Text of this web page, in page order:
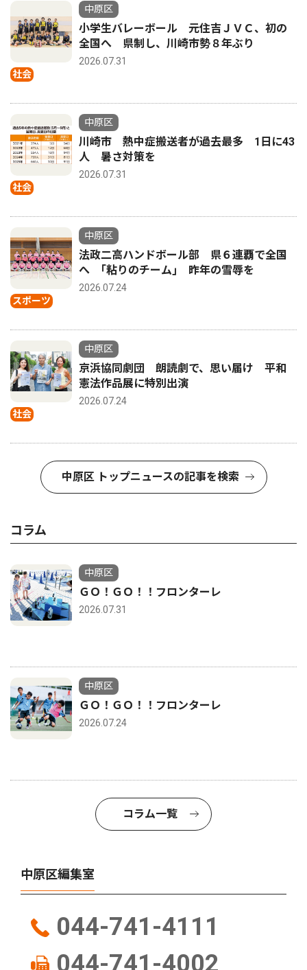
社会
中原区
小学生バレーボール 元住吉ＪＶＣ、初の
全国へ 県制し、川崎市勢８年ぶり
2026.07.31
社会
中原区
川崎市 熱中症搬送者が過去最多 1日に43
人 暑さ対策を
2026.07.31
スポーツ
中原区
法政二高ハンドボール部 県６連覇で全国
へ ｢粘りのチーム｣ 昨年の雪辱を
2026.07.24
社会
中原区
京浜協同劇団 朗読劇で、思い届け 平和
憲法作品展に特別出演
2026.07.24
中原区 トップニュースの記事を検索
コラム
中原区
ＧＯ！ＧＯ！！フロンターレ
2026.07.31
中原区
ＧＯ！ＧＯ！！フロンターレ
2026.07.24
コラム一覧
中原区編集室
044-741-4111
044-741-4002